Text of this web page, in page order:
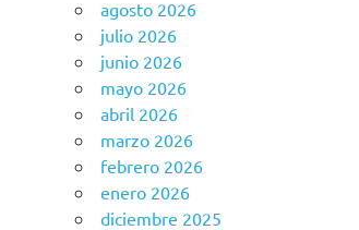
agosto 2026
julio 2026
junio 2026
mayo 2026
abril 2026
marzo 2026
febrero 2026
enero 2026
diciembre 2025